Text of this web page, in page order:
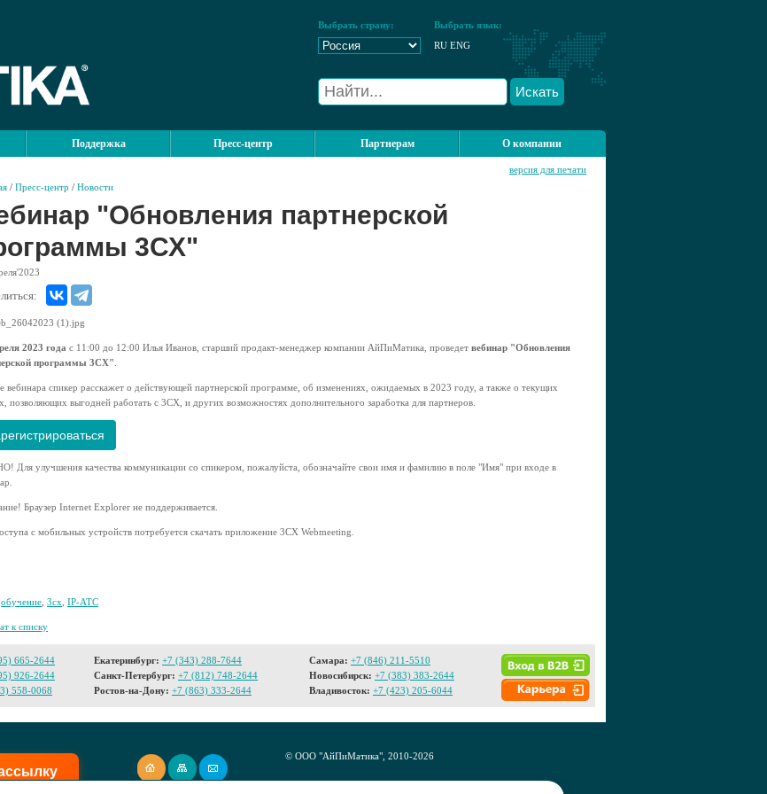
Выбрать страну:
Выбрать язык:
RU ENG
Искать
Поддержка Пресс-центр Партнерам О компании
/ Пресс-центр / Новости
версия для печати
"Обновления партнерской
3СХ"
2023 года с 11:00 до 12:00 Илья Иванов, старший продакт-менеджер компании АйПиМатика, проведет вебинар "Обновления
программы 3СХ"
вебинара спикер расскажет о действующей партнерской программе, об изменениях, ожидаемых в 2023 году, а также о текущих
позволяющих выгодней работать с 3СХ, и других возможностях дополнительного заработка для партнеров.
Для улучшения качества коммуникации со спикером, пожалуйста, обозначайте свои имя и фамилию в поле "Имя" при входе в
Браузер Internet Explorer не поддерживается.
с мобильных устройств потребуется скачать приложение 3СХ Webmeeting.
обучение 3cx IP-АТС
к списку
665-2644
926-2644
558-0068
Екатеринбург: +7 (343) 288-7644
Санкт-Петербург: +7 (812) 748-2644
Ростов-на-Дону: +7 (863) 333-2644
Самара: +7 (846) 211-5510
Новосибирск: +7 (383) 383-2644
Владивосток: +7 (423) 205-6044
© ООО "АйПиМатика", 2010-2026